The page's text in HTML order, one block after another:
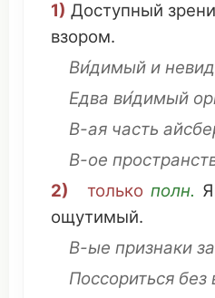
1) Доступный
взором.
Ви́димый и
Едва ви́димый
В-ая часть
В-ое
2)
только полн.
ощутимый.
В-ые признаки
Поссориться без